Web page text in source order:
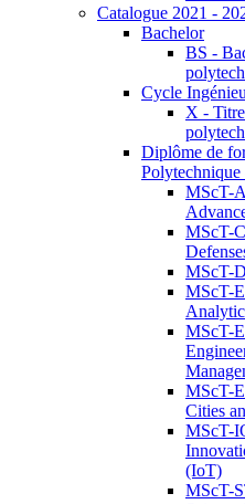
Catalogue 2021 -
Bachelor
BS -
Cycle
X -
Diplôme de
MScT-
MScT-
MScT-
MScT-
MScT-
MScT-
Cities
MScT-
(IoT)
MScT-